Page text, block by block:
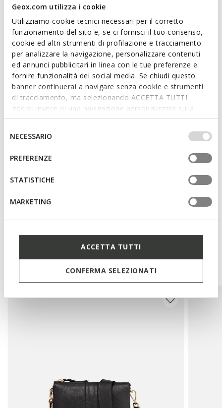
Geox.com utilizza i cookie
Utilizziamo cookie tecnici necessari per il corretto
funzionamento del sito e, se ci fornisci il tuo consenso,
cookie ed altri strumenti di profilazione e tracciamento
per analizzare la navigazione, personalizzare contenuti
ed annunci pubblicitari in linea con le tue preferenze e
fornire funzionalità dei social media. Se chiudi questo
banner continuerai a navigare senza cookie e strumenti
di tracciamento, ma selezionando ACCETTA TUTTI
godrai invece di una navigazione personalizzata sulla
base dei tuoi gusti ed interessi. Selezionando
IMPOSTAZIONI potrai anche scegliere quali cookies ed
altri strumenti di tracciamento autorizzare. Per maggiori
informazioni o per modificare in qualsiasi momento le
tue impostazioni, visita la nostra
del
consenso
NECESSARIO
PREFERENZE
STATISTICHE
MARKETING
ACCETTA TUTTI
CONFERMA SELEZIONATI
Leggi di più
Caratteristiche
Dimensioni: H: 15 cm, L: 24 cm, W: 8 cm
Dettagli esterni: 2 tasche esterne, portachiavi
removibile, tracolla removibile
Dettagli interni: 2 tasche interne
Tracolla regolabile
Indosso a spalla
Chiusura con zip
Potrebbe piacerti anche